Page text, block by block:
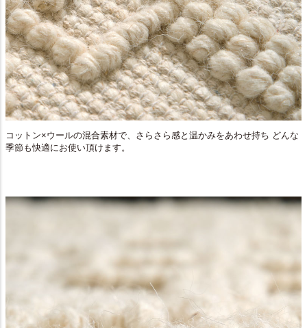
コットン×ウールの混合素材で、さらさら感と温かみをあわせ持ち どんな
季節も快適にお使い頂けます。